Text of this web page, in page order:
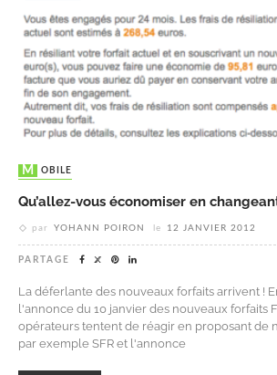
MOBILE
Qu’allez-vous économiser en
par YOHANN POIRON le 12 JANVIER 2012
PARTAGE
La déferlante des nouveaux forfaits arrivent !
l'annonce du 10 janvier des nouveaux forfaits
opérateurs tentent de réagir en proposant de
par exemple SFR et l'annonce